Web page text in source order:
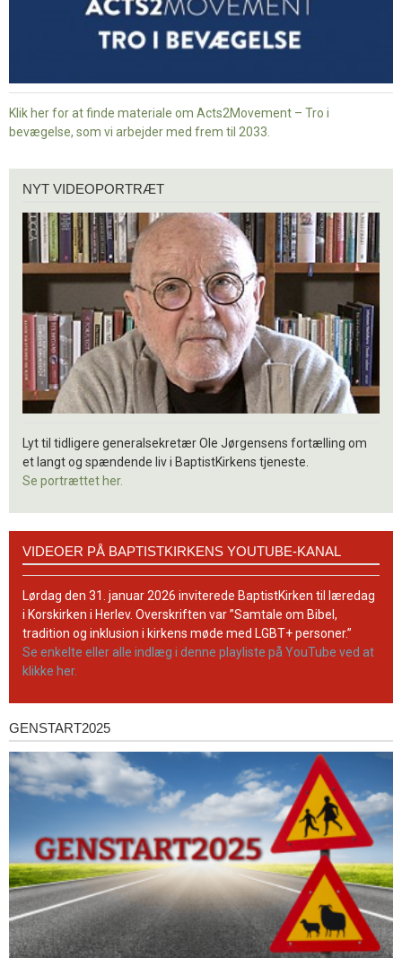
Klik her for at finde materiale om Acts2Movement – Tro i
bevægelse, som vi arbejder med frem til 2033.
videoportræt
NYT VIDEOPORTRÆT
Lyt til tidligere generalsekretær Ole Jørgensens fortælling om
et langt og spændende liv i BaptistKirkens tjeneste.
Se portrættet her.
BaptistKirkens
YouTube-
kanal
VIDEOER PÅ BAPTISTKIRKENS YOUTUBE-KANAL
Lørdag den 31. januar 2026 inviterede BaptistKirken til læredag
i Korskirken i Herlev. Overskriften var ”Samtale om Bibel,
tradition og inklusion i kirkens møde med LGBT+ personer.”
Se enkelte eller alle indlæg i denne playliste på YouTube ved at
klikke her.
Genstart2025
GENSTART2025